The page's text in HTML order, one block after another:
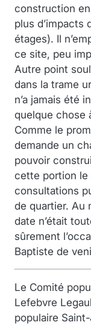
construction en
plus d’impacts
étages). Il
ce site, peu
Autre point
dans la trame
n’a jamais été
quelque chose
Comme le
demande un
pouvoir
cette portion le
consultations
de quartier. Au
date n’était
sûrement
Baptiste de
Le Comité
Lefebvre
populaire